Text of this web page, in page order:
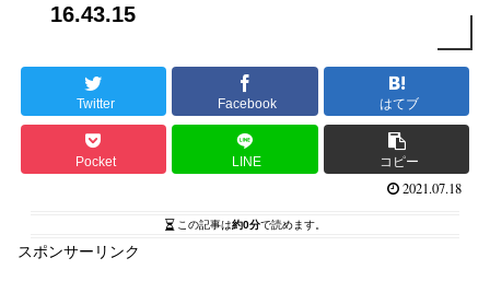
16.43.15
Twitter Facebook はてブ
Pocket LINE コピー
2021.07.18
この記事は約0分で読めます。
スポンサーリンク